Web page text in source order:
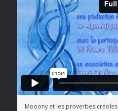
Mooony et les proverbes créoles